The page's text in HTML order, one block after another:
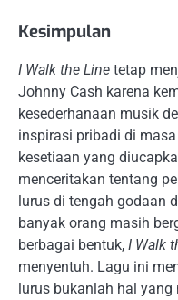
Kesimpulan
I Walk the Line tetap
Johnny Cash karena
kesederhanaan musik
inspirasi pribadi di
kesetiaan yang
menceritakan tentang
lurus di tengah godaan
banyak orang masih
berbagai bentuk, I Walk
menyentuh. Lagu ini
lurus bukanlah hal